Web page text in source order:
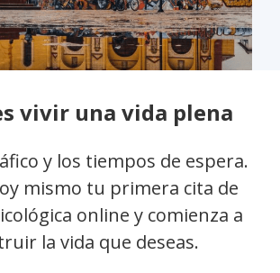
vivir una vida plena
y los tiempos de espera.
mismo tu primera cita de
online y comienza a
la vida que deseas.